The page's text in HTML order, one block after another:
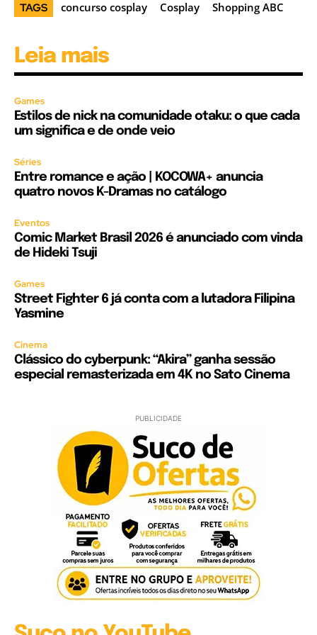
TAGS concurso cosplay Cosplay Shopping ABC
Leia mais
Games
Estilos de nick na comunidade otaku: o que cada
um significa e de onde veio
Séries
Entre romance e ação | KOCOWA+ anuncia
quatro novos K-Dramas no catálogo
Eventos
Comic Market Brasil 2026 é anunciado com vinda
de Hideki Tsuji
Games
Street Fighter 6 já conta com a lutadora Filipina
Yasmine
Cinema
Clássico do cyberpunk: “Akira” ganha sessão
especial remasterizada em 4K no Sato Cinema
PUBLICIDADE